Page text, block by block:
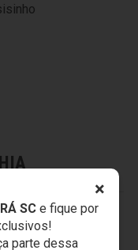
×
SCe fique por
parte dessa